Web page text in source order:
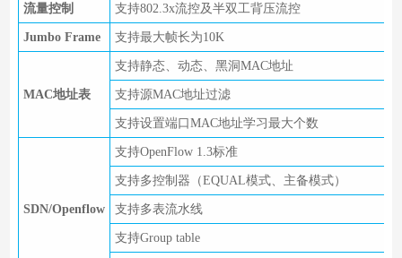
流量控制 支持802.3x流控及半双工背压流控
Jumbo Frame 支持最大帧长为10K
MAC地址表
支持静态、动态、黑洞MAC地址
支持源MAC地址过滤
支持设置端口MAC地址学习最大个数
SDN/Openflow
支持OpenFlow 1.3标准
支持多控制器（EQUAL模式、主备模式）
支持多表流水线
支持Group table